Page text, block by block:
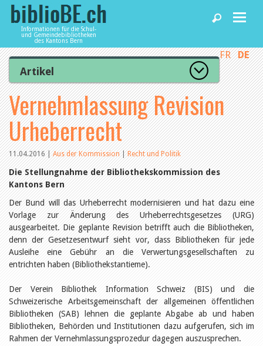
Informationen für die Schul-
und Gemeindebibliotheken
des Kantons Bern
Home
News und Fachbeiträge
Bibliotheken
Agenda
Dienstleistungen
biblioBE nutzen
FR DE
Artikel
Zur Artikelübersicht
Lesenswert
Gut bewertet
Kategorien
Aus dem Amt für Kultur
Aus der Kommission
Aus den Bibliotheken
Organisation
Raum und Infrastruktur
Bestand
Benutzung
Finanzen
Personal
Qualitätsmanagement
Recht und Politik
Öffentlichkeitsarbeit
Aus aller Welt
Verschiedenes
Lesetipps
Tags
Aus- und Weiterbildung
Vernehmlassung Revision
Urheberrecht
11.04.2016|Aus der Kommission|Recht und Politik
Die Stellungnahme der Bibliothekskommission des
Kantons Bern
Der Bund will das Urheberrecht modernisieren und hat dazu eine
Vorlage zur Änderung des Urheberrechtsgesetzes (URG)
ausgearbeitet. Die geplante Revision betrifft auch die Bibliotheken,
denn der Gesetzesentwurf sieht vor, dass Bibliotheken für jede
Ausleihe eine Gebühr an die Verwertungsgesellschaften zu
entrichten haben (Bibliothekstantieme).
Der Verein Bibliothek Information Schweiz (BIS) und die
Schweizerische Arbeitsgemeinschaft der allgemeinen öffentlichen
Bibliotheken (SAB) lehnen die geplante Abgabe ab und haben
Bibliotheken, Behörden und Institutionen dazu aufgerufen, sich im
Rahmen der Vernehmlassungsprozedur dagegen auszusprechen.